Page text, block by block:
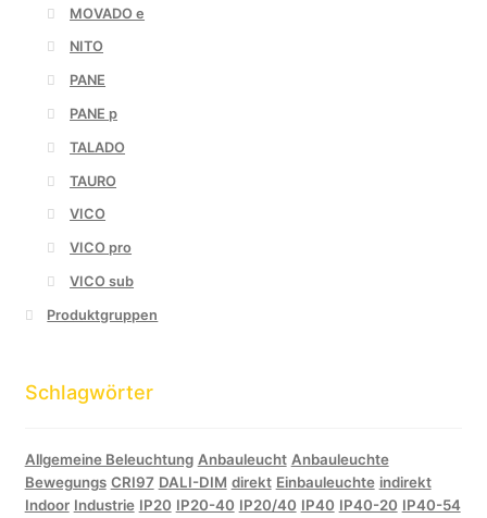
MOVADO e
NITO
PANE
PANE p
TALADO
TAURO
VICO
VICO pro
VICO sub
Produktgruppen
Schlagwörter
Allgemeine Beleuchtung Anbauleucht Anbauleuchte
Bewegungs CRI97 DALI-DIM direkt Einbauleuchte indirekt
Indoor Industrie IP20 IP20-40 IP20/40 IP40 IP40-20 IP40-54